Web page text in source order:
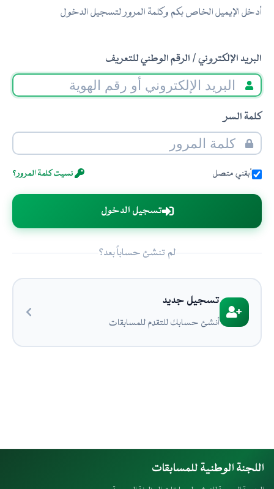
أدخل الإيميل الخاص بكم وكلمة المرور لتسجيل الدخول
البريد الإلكتروني / الرقم الوطني للتعريف
كلمة السر
أبقني متصل نسيت كلمة المرور؟
تسجيل الدخول
لم تنشئ حساباً بعد؟
تسجيل جديد
أنشئ حسابك للتقدم للمسابقات
اللجنة الوطنية للمسابقات